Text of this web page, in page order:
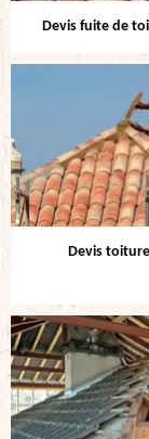
Devis fuite de
Devis